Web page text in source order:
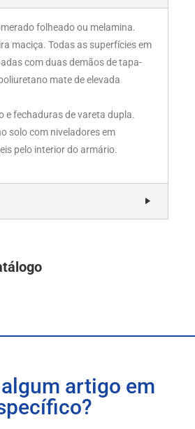
folheado ou melamina.
maciça. Todas as superfícies em
com duas demãos de tapa-
mate de elevada
e fechaduras de vareta dupla.
solo com niveladores em
pelo interior do armário.
artigo em